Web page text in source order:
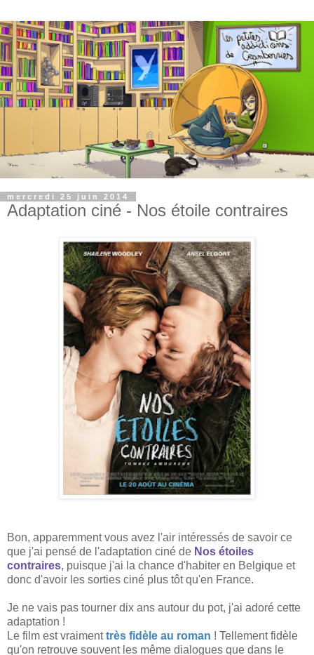
mercredi 25 juin 2014
Adaptation ciné - Nos étoile contraires
Bon, apparemment vous avez l'air intéressés de savoir ce
que j'ai pensé de l'adaptation ciné de Nos étoiles
contraires, puisque j'ai la chance d'habiter en Belgique et
donc d'avoir les sorties ciné plus tôt qu'en France.
Je ne vais pas tourner dix ans autour du pot, j'ai adoré cette
adaptation !
Le film est vraimenttrès fidèle au roman ! Tellement fidèle
qu'on retrouve souvent les même dialogues que dans le